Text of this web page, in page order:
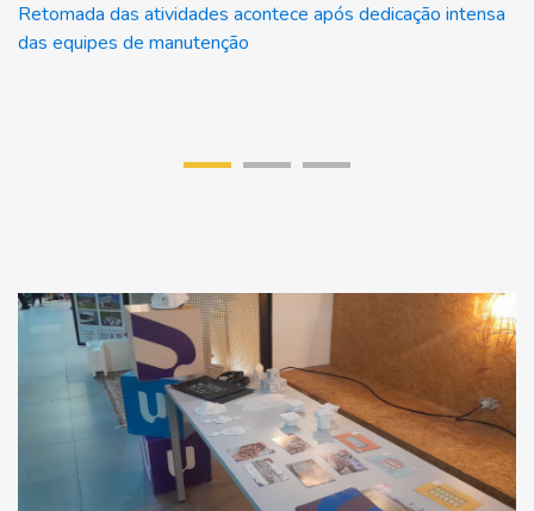
Retomada das atividades acontece após dedicação intensa
das equipes de manutenção